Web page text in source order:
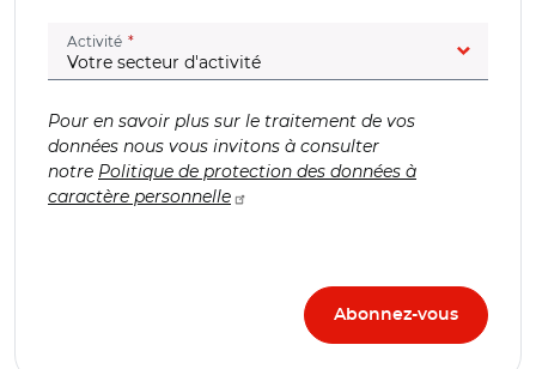
Activité (champ obligatoire)
Pour en savoir plus sur le traitement de vos
données nous vous invitons à consulter
notre Politique de protection des données à
caractère personnelle